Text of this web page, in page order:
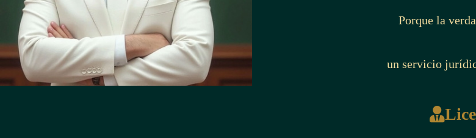
Porque la
un servicio